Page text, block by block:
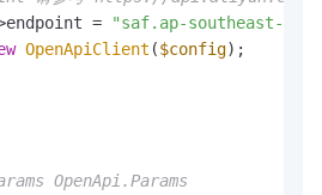
=
"saf.ap-southeast-
OpenApiClient ($config);
OpenApi.Params